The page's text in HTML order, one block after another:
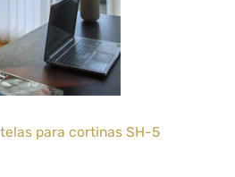
para cortinas SH-5